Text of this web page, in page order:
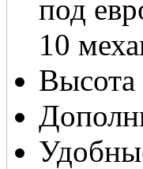
под
10
Высота